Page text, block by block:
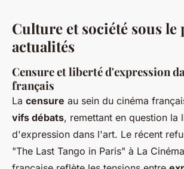
Culture et société sous le
actualités
Censure et liberté d'expression
français
La censure au sein du cinéma
vifs débats, remettant en question la
d'expression dans l'art. Le récent
"The Last Tango in Paris" à La